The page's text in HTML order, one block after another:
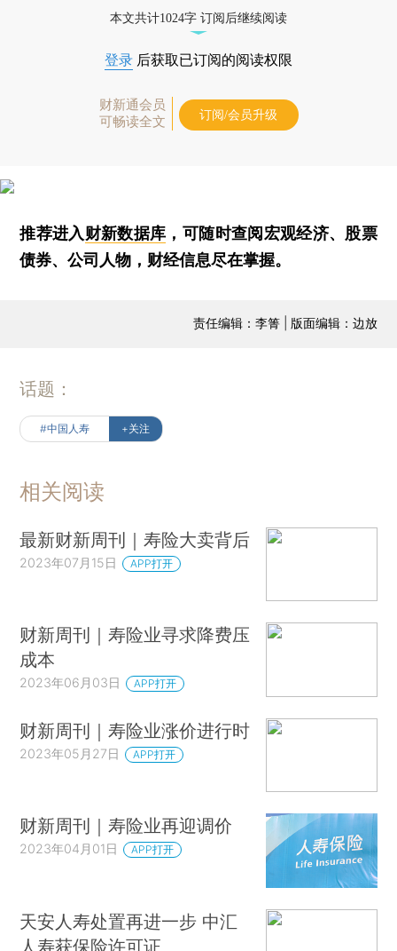
本文共计1024字 订阅后继续阅读
登录 后获取已订阅的阅读权限
财新通会员
可畅读全文
订阅/会员升级
推荐进入财新数据库 ，可随时查阅宏观经济、股票
债券、公司人物，财经信息尽在掌握。
责任编辑：李箐 | 版面编辑：边放
话题：
#中国人寿 +关注
相关阅读
最新财新周刊｜寿险大卖背后
2023年07月15日 APP打开
财新周刊｜寿险业寻求降费压
成本
2023年06月03日 APP打开
财新周刊｜寿险业涨价进行时
2023年05月27日 APP打开
财新周刊｜寿险业再迎调价
2023年04月01日 APP打开
天安人寿处置再进一步 中汇
人寿获保险许可证